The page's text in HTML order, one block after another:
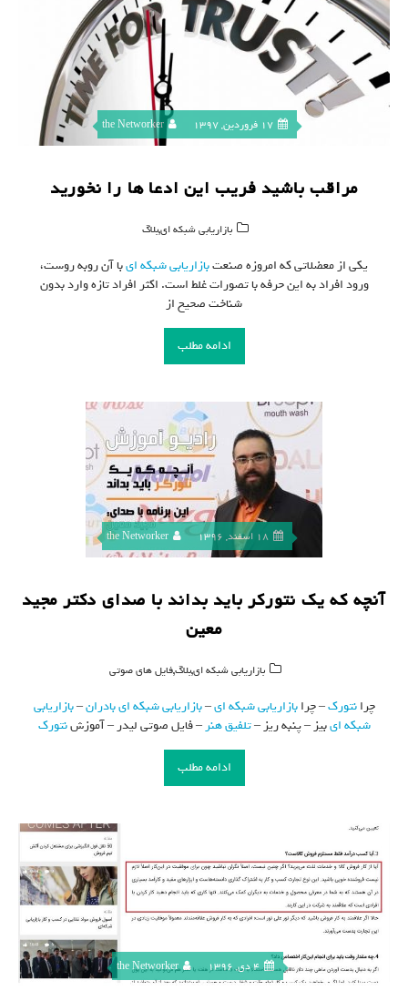
17 فروردین, 1397 the Networker
مراقب باشید فریب این ادعا ها را نخورید
بازاریابی شبکه ای,بلاگ
یکی از معضلاتی که امروزه صنعتبازاریابی شبکه ایبا آن روبه روست،
ورود افراد به این حرفه با تصورات غلط است. اکثر افراد تازه وارد بدون
شناخت صحیح از
ادامه مطلب
18 اسفند, 1396 the Networker
آنچه که یک نتورکر باید بداند با صدای دکتر مجید
معین
بازاریابی شبکه ای,بلاگ,فایل های صوتی
چرانتورک– چرابازاریابی شبکه ای–بازاریابی شبکه ایبادران–بازاریابی
شبکه ایبیز – پنبه ریز –تلفیق هنر – فایل صوتی لیدر – آموزشنتورک
ادامه مطلب
4 دی, 1396 the Networker